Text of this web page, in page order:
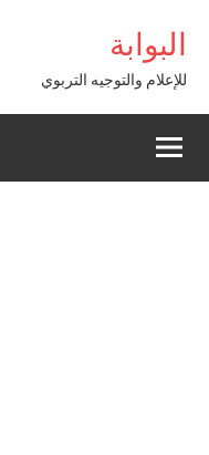
contenu
البوابة
للإعلام والتوجيه التربوي